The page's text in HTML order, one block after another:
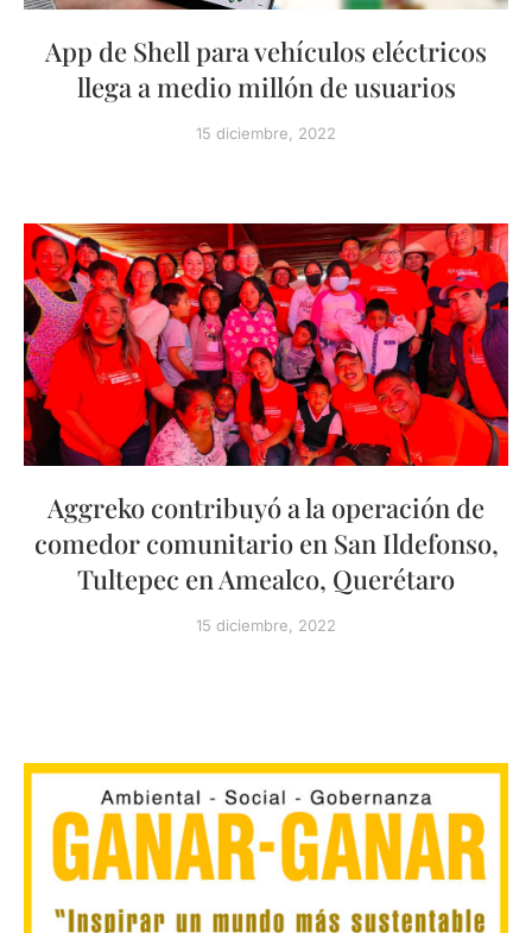
App de Shell para vehículos eléctricos
llega a medio millón de usuarios
15 diciembre, 2022
Aggreko contribuyó a la operación de
comedor comunitario en San Ildefonso,
Tultepec en Amealco, Querétaro
15 diciembre, 2022